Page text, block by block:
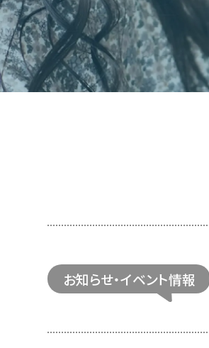
お知らせ・イベント情報